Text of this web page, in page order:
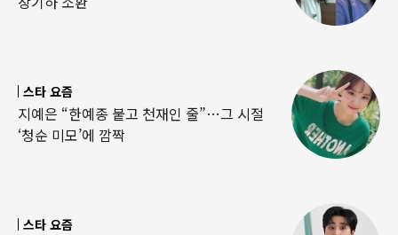
스타 요즘
지예은 “한예종 붙고 천재인 줄”…그 시절
‘청순 미모’에 깜짝
스타 요즘